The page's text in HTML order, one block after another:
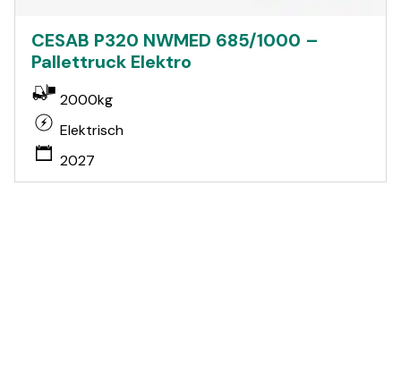
CESAB P320 NWMED 685/1000 –
Pallettruck Elektro
2000kg
Elektrisch
2027